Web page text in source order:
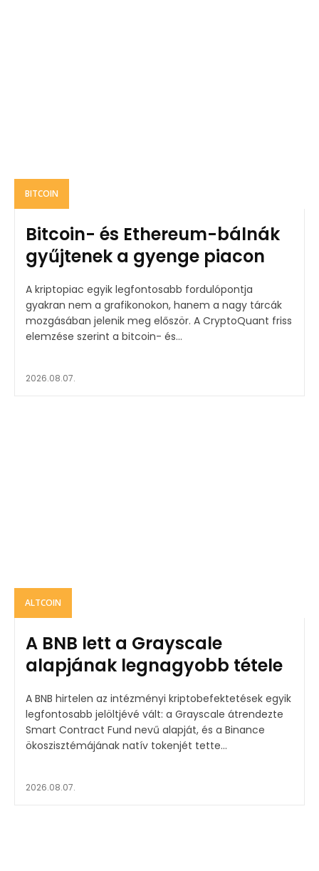
BITCOIN
Bitcoin- és Ethereum-bálnák
gyűjtenek a gyenge piacon
A kriptopiac egyik legfontosabb fordulópontja
gyakran nem a grafikonokon, hanem a nagy tárcák
mozgásában jelenik meg először. A CryptoQuant friss
elemzése szerint a bitcoin- és...
2026.08.07.
ALTCOIN
A BNB lett a Grayscale
alapjának legnagyobb tétele
A BNB hirtelen az intézményi kriptobefektetések egyik
legfontosabb jelöltjévé vált: a Grayscale átrendezte
Smart Contract Fund nevű alapját, és a Binance
ökoszisztémájának natív tokenjét tette...
2026.08.07.